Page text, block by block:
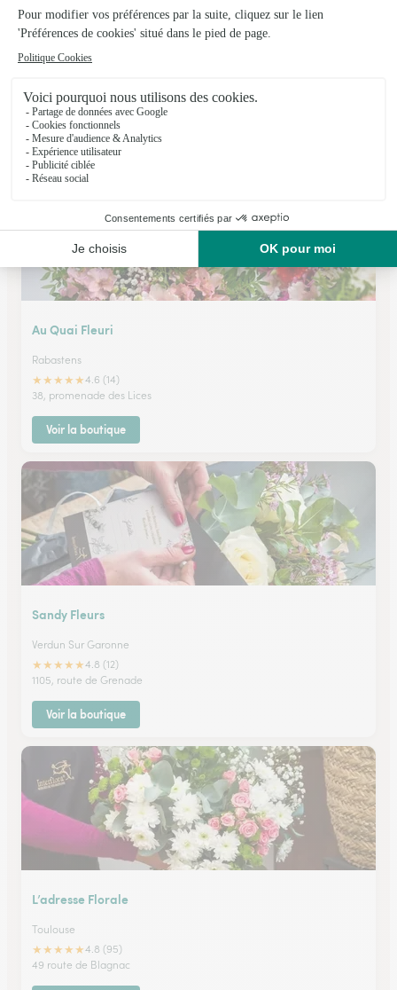
★★ ★★★4.1 (135)
93, avenue des Minimes
Voir la boutique
Au Quai Fleuri
Rabastens
★★★★★4.6 (14)
38, promenade des Lices
Voir la boutique
Sandy Fleurs
Verdun Sur Garonne
★★★★★4.8 (12)
1105, route de Grenade
Voir la boutique
L’adresse Florale
Toulouse
★★★★★4.8 (95)
49 route de Blagnac